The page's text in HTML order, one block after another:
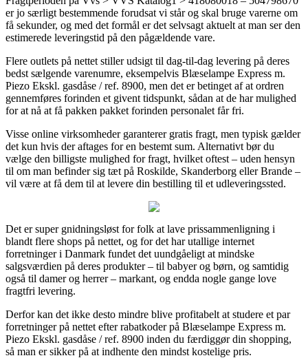
er jo særligt bestemmende forudsat vi står og skal bruge varerne om
få sekunder, og med det formål er det selvsagt aktuelt at man ser den
estimerede leveringstid på den pågældende vare.
Flere outlets på nettet stiller udsigt til dag-til-dag levering på deres
bedst sælgende varenumre, eksempelvis Blæselampe Express m.
Piezo Ekskl. gasdåse / ref. 8900, men det er betinget af at ordren
gennemføres forinden et givent tidspunkt, sådan at de har mulighed
for at nå at få pakken pakket forinden personalet får fri.
Visse online virksomheder garanterer gratis fragt, men typisk gælder
det kun hvis der aftages for en bestemt sum. Alternativt bør du
vælge den billigste mulighed for fragt, hvilket oftest – uden hensyn
til om man befinder sig tæt på Roskilde, Skanderborg eller Brande –
vil være at få dem til at levere din bestilling til et udleveringssted.
Det er super gnidningsløst for folk at lave prissammenligning i
blandt flere shops på nettet, og for det har utallige internet
forretninger i Danmark fundet det uundgåeligt at mindske
salgsværdien på deres produkter – til babyer og børn, og samtidig
også til damer og herrer – markant, og endda nogle gange love
fragtfri levering.
Derfor kan det ikke desto mindre blive profitabelt at studere et par
forretninger på nettet efter rabatkoder på Blæselampe Express m.
Piezo Ekskl. gasdåse / ref. 8900 inden du færdiggør din shopping,
så man er sikker på at indhente den mindst kostelige pris.